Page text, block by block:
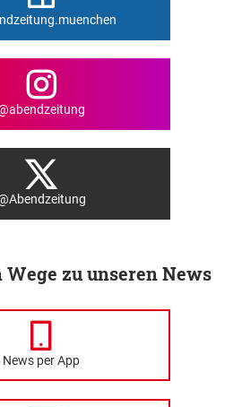
zu unseren News
News per App